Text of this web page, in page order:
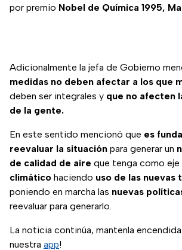
por premio Nobel de Química 1995,
Adicionalmente la jefa de Gobierno
medidas no deben afectar a los que
deben ser integrales y que no afecten
de la gente.
En este sentido mencionó que es
reevaluar la situación para generar un
de calidad de aire que tenga como eje
climático haciendo uso de las nuevas
poniendo en marcha las nuevas
reevaluar para generarlo.
La noticia continúa, mantenla
nuestra app!